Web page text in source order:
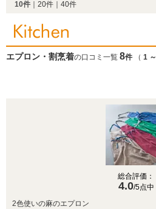
10件 20件 40件
エプロン・割烹着の口コミ一覧 8件 （ 1 ～
総合評価：
4.0/5点中
2色使いの麻のエプロン